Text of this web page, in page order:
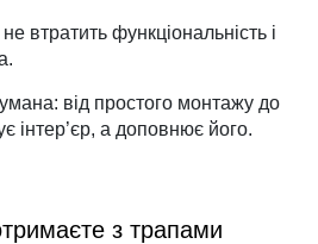
втратить функціональність і
від простого монтажу до
інтер’єр, а доповнює його.
з трапами